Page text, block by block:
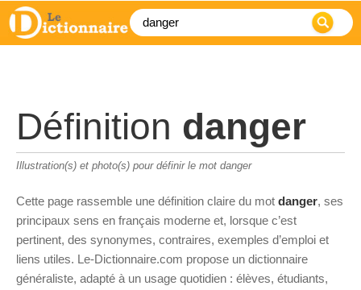
Définition danger
Illustration(s) et photo(s) pour définir le mot danger
Cette page rassemble une définition claire du mot danger, ses
principaux sens en français moderne et, lorsque c’est
pertinent, des synonymes, contraires, exemples d’emploi et
liens utiles. Le-Dictionnaire.com propose un dictionnaire
généraliste, adapté à un usage quotidien : élèves, étudiants,